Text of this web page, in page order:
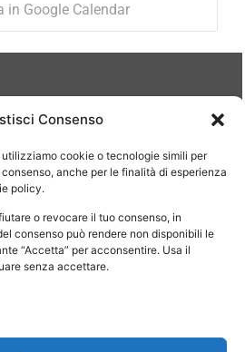
Consenso
cookie o tecnologie simili per
anche per le finalità di esperienza
policy.
o revocare il tuo consenso, in
consenso può rendere non disponibili le
“Accetta” per acconsentire. Usa il
senza accettare.
in Google Calendar
DI APERTURA
è chiuso per disbrigo pratiche
interne.
su appuntamento